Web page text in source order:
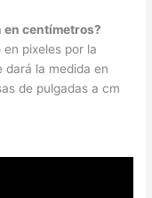
en centímetros?
pixeles por la
dará la medida en
de pulgadas a cm